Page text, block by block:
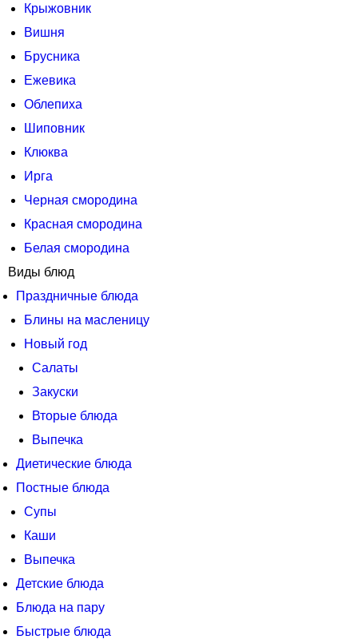
Крыжовник
Вишня
Брусника
Ежевика
Облепиха
Шиповник
Клюква
Ирга
Черная смородина
Красная смородина
Белая смородина
Виды блюд
Праздничные блюда
Блины на масленицу
Новый год
Салаты
Закуски
Вторые блюда
Выпечка
Диетические блюда
Постные блюда
Супы
Каши
Выпечка
Детские блюда
Блюда на пару
Быстрые блюда